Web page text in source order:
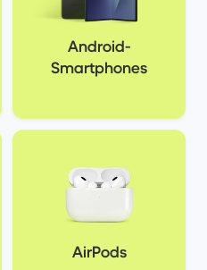
Android-
Smartphones
AirPods